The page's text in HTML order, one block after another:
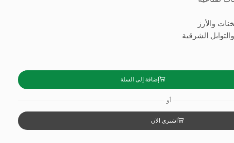
والأرز
الشرقية
إضافة إلى السلة
أو
اشتري الان